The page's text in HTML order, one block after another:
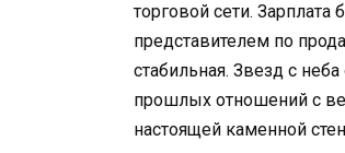
торговой сети.
представителем по
стабильная. Звезд с
прошлых отношений с
настоящей каменной